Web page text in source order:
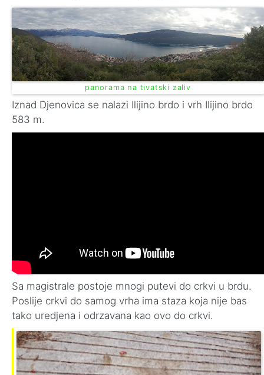
panorama na tivatski zaliv
Iznad Djenovica se nalazi Ilijino brdo i vrh Ilijino brdo
583 m.
Sa magistrale postoje mnogi putevi do crkvi u brdu.
Poslije crkvi do samog vrha ima staza koja nije bas
tako uredjena i odrzavana kao ovo do crkvi.